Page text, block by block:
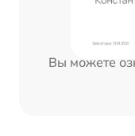
Вы можете